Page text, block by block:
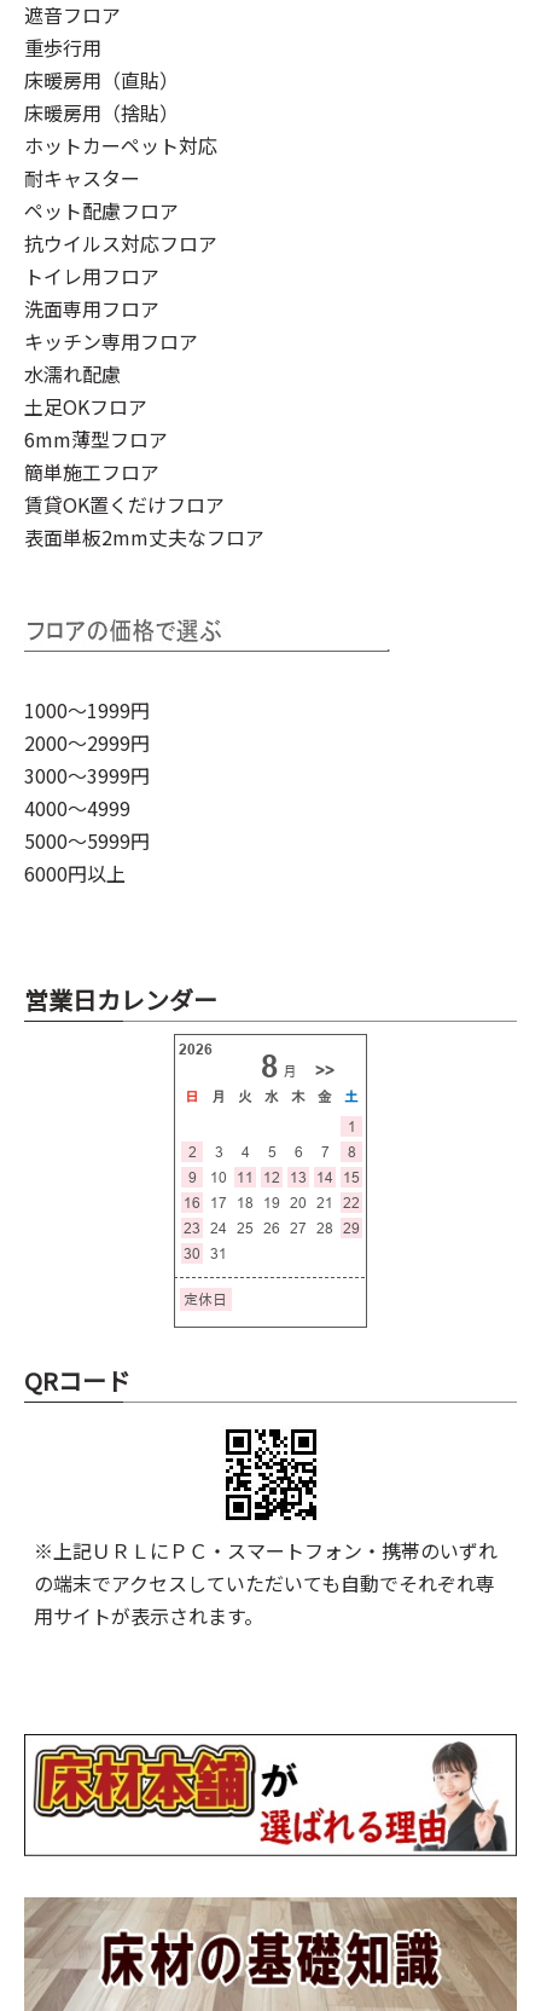
遮音フロア
重歩行用
床暖房用（直貼）
床暖房用（捨貼）
ホットカーペット対応
耐キャスター
ペット配慮フロア
抗ウイルス対応フロア
トイレ用フロア
洗面専用フロア
キッチン専用フロア
水濡れ配慮
土足OKフロア
6mm薄型フロア
簡単施工フロア
賃貸OK置くだけフロア
表面単板2mm丈夫なフロア
1000～1999円
2000～2999円
3000～3999円
4000～4999
5000～5999円
6000円以上
営業日カレンダー
QRコード
※上記ＵＲＬにＰＣ・スマートフォン・携帯のいずれ
の端末でアクセスしていただいても自動でそれぞれ専
用サイトが表示されます。